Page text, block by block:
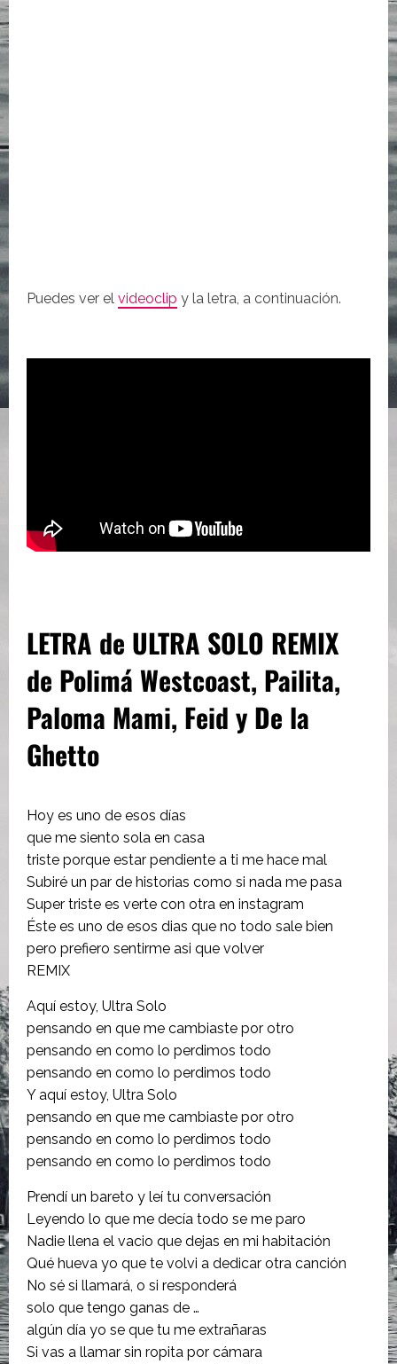
Puedes ver el videoclip y la letra, a continuación.
LETRA de ULTRA SOLO REMIX
de Polimá Westcoast, Pailita,
Paloma Mami, Feid y De la
Ghetto
Hoy es uno de esos días
que me siento sola en casa
triste porque estar pendiente a ti me hace mal
Subiré un par de historias como si nada me pasa
Super triste es verte con otra en instagram
Éste es uno de esos dias que no todo sale bien
pero prefiero sentirme asi que volver
REMIX
Aquí estoy, Ultra Solo
pensando en que me cambiaste por otro
pensando en como lo perdimos todo
pensando en como lo perdimos todo
Y aquí estoy, Ultra Solo
pensando en que me cambiaste por otro
pensando en como lo perdimos todo
pensando en como lo perdimos todo
Prendí un bareto y leí tu conversación
Leyendo lo que me decía todo se me paro
Nadie llena el vacio que dejas en mi habitación
Qué hueva yo que te volvi a dedicar otra canción
No sé si llamará, o si responderá
solo que tengo ganas de …
algún día yo se que tu me extrañaras
Si vas a llamar sin ropita por cámara